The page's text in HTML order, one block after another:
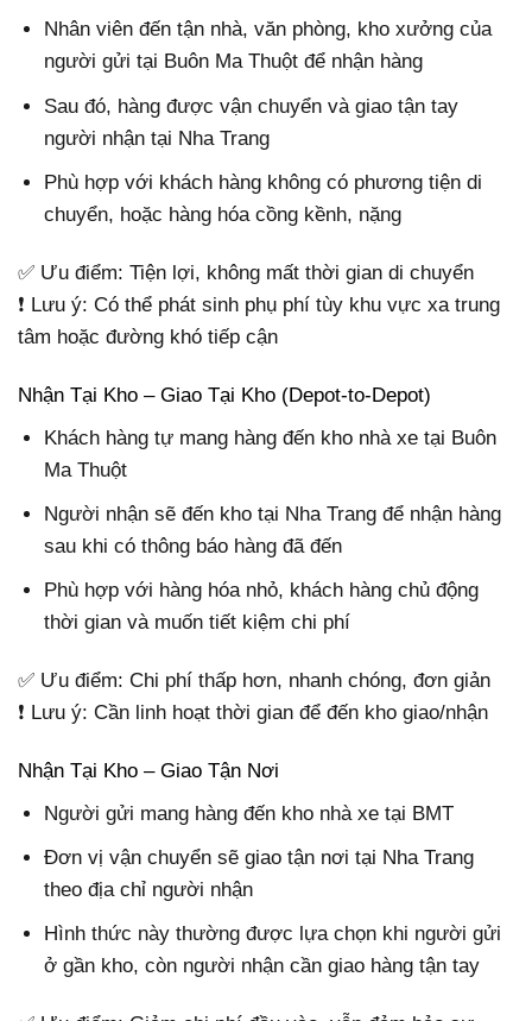
Nhân viên đến tận nhà, văn phòng, kho xưởng của
người gửi tại Buôn Ma Thuột để nhận hàng
Sau đó, hàng được vận chuyển và giao tận tay
người nhận tại Nha Trang
Phù hợp với khách hàng không có phương tiện di
chuyển, hoặc hàng hóa cồng kềnh, nặng
✅ Ưu điểm: Tiện lợi, không mất thời gian di chuyển
❗ Lưu ý: Có thể phát sinh phụ phí tùy khu vực xa trung
tâm hoặc đường khó tiếp cận
Nhận Tại Kho – Giao Tại Kho (Depot-to-Depot)
Khách hàng tự mang hàng đến kho nhà xe tại Buôn
Ma Thuột
Người nhận sẽ đến kho tại Nha Trang để nhận hàng
sau khi có thông báo hàng đã đến
Phù hợp với hàng hóa nhỏ, khách hàng chủ động
thời gian và muốn tiết kiệm chi phí
✅ Ưu điểm: Chi phí thấp hơn, nhanh chóng, đơn giản
❗ Lưu ý: Cần linh hoạt thời gian để đến kho giao/nhận
Nhận Tại Kho – Giao Tận Nơi
Người gửi mang hàng đến kho nhà xe tại BMT
Đơn vị vận chuyển sẽ giao tận nơi tại Nha Trang
theo địa chỉ người nhận
Hình thức này thường được lựa chọn khi người gửi
ở gần kho, còn người nhận cần giao hàng tận tay